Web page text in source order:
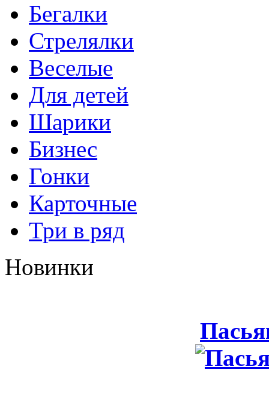
Бегалки
Стрелялки
Веселые
Для детей
Шарики
Бизнес
Гонки
Карточные
Три в ряд
Новинки